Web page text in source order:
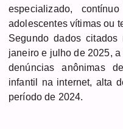
especializado,
adolescentes vítimas ou
Segundo dados
janeiro e julho de 2025, a
denúncias anônimas
infantil na internet, alta
período de 2024.